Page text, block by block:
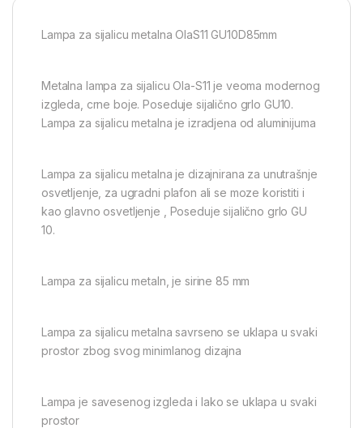
Lampa za sijalicu metalna OlaS11 GU10D85mm
Metalna lampa za sijalicu Ola-S11 je veoma modernog
izgleda, crne boje. Poseduje sijalično grlo GU10.
Lampa za sijalicu metalna je izradjena od aluminijuma
Lampa za sijalicu metalna je dizajnirana za unutrašnje
osvetljenje, za ugradni plafon ali se moze koristiti i
kao glavno osvetljenje , Poseduje sijalično grlo GU
10.
Lampa za sijalicu metaln, je sirine 85 mm
Lampa za sijalicu metalna savrseno se uklapa u svaki
prostor zbog svog minimlanog dizajna
Lampa je savesenog izgleda i lako se uklapa u svaki
prostor